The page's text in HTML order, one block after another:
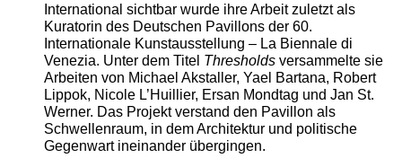
International sichtbar wurde ihre Arbeit zuletzt als
Kuratorin des Deutschen Pavillons der 60.
Internationale Kunstausstellung – La Biennale di
Venezia. Unter dem Titel Thresholdsversammelte sie
Arbeiten von Michael Akstaller, Yael Bartana, Robert
Lippok, Nicole L’Huillier, Ersan Mondtag und Jan St.
Werner. Das Projekt verstand den Pavillon als
Schwellenraum, in dem Architektur und politische
Gegenwart ineinander übergingen.